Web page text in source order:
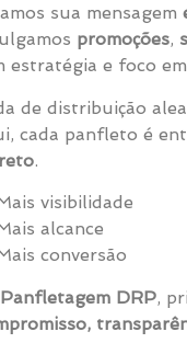
sua mensagem
promoções,
estratégia e foco
de distribuição
cada panfleto é
.
visibilidade
alcance
conversão
Panfletagem DRP,